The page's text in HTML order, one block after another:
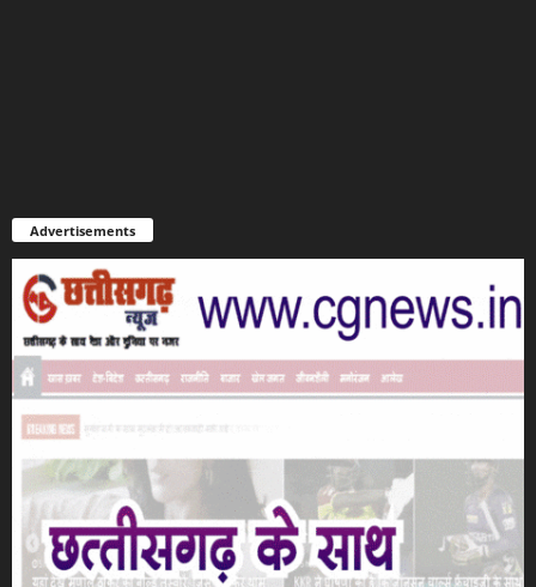
Advertisements